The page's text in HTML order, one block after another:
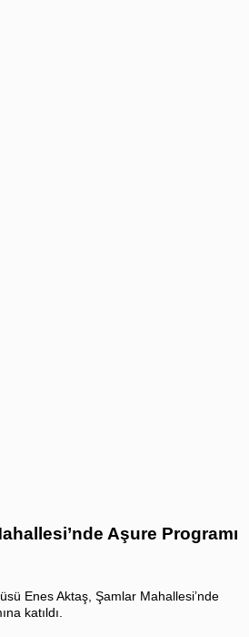
Aşure Programı
Enes Aktaş, Şamlar Mahallesi’nde
katıldı.